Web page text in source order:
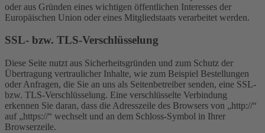
oder aus Gründen eines wichtigen öffentlichen Interesses der
Europäischen Union oder eines Mitgliedstaats verarbeitet werden.
SSL- bzw. TLS-Verschlüsselung
Diese Seite nutzt aus Sicherheitsgründen und zum Schutz der
Übertragung vertraulicher Inhalte, wie zum Beispiel Bestellungen
oder Anfragen, die Sie an uns als Seitenbetreiber senden, eine SSL-
bzw. TLS-Verschlüsselung. Eine verschlüsselte Verbindung
erkennen Sie daran, dass die Adresszeile des Browsers von „http://“
auf „https://“ wechselt und an dem Schloss-Symbol in Ihrer
Browserzeile.